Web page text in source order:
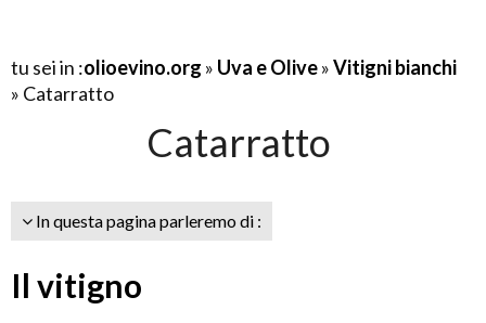
tu sei in :olioevino.org » Uva e Olive»Vitigni bianchi
» Catarratto
Catarratto
In questa pagina parleremo di :
Il vitigno